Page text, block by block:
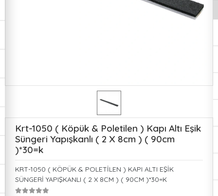
Krt-1050 ( Köpük & Poletilen ) Kapı Altı Eşik
Süngeri Yapışkanlı ( 2 X 8cm ) ( 90cm
)*30=k
KRT-1050 ( KÖPÜK & POLETİLEN ) KAPI ALTI EŞİK
SÜNGERİ YAPIŞKANLI ( 2 X 8CM ) ( 90CM )*30=K